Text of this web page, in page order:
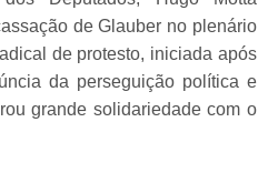
de Glauber no plenário
de protesto, iniciada após
da perseguição política e
grande solidariedade com o